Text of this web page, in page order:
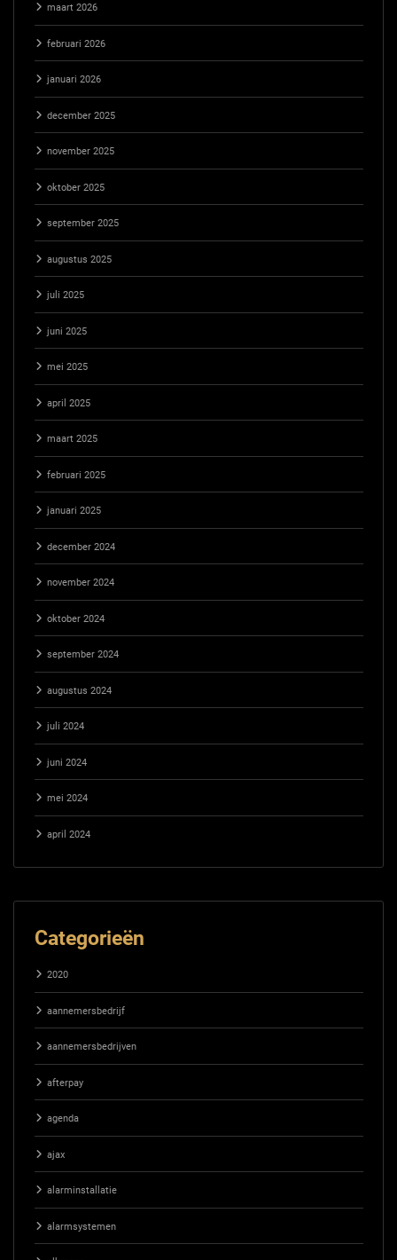
maart 2026
februari 2026
januari 2026
december 2025
november 2025
oktober 2025
september 2025
augustus 2025
juli 2025
juni 2025
mei 2025
april 2025
maart 2025
februari 2025
januari 2025
december 2024
november 2024
oktober 2024
september 2024
augustus 2024
juli 2024
juni 2024
mei 2024
april 2024
Categorieën
2020
aannemersbedrijf
aannemersbedrijven
afterpay
agenda
ajax
alarminstallatie
alarmsystemen